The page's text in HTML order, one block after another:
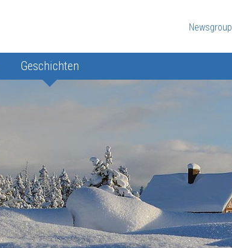
Newsgroup
Geschichten